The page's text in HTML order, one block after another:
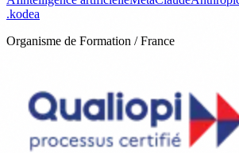
.kodea
Organisme de Formation / France